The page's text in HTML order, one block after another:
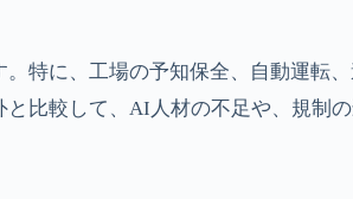
特に、工場の予知保全、自動運転
比較して、AI人材の不足や、規制の